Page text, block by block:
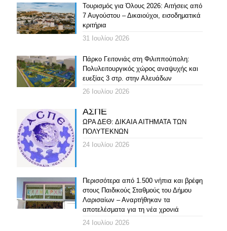
Τουρισμός για Όλους 2026: Αιτήσεις από
7 Αυγούστου – Δικαιούχοι, εισοδηματικά
κριτήρια
31 Ιουλίου 2026
Πάρκο Γειτονιάς στη Φιλιππούπολη:
Πολυλειτουργικός χώρος αναψυχής και
ευεξίας 3 στρ. στην Αλευάδων
26 Ιουλίου 2026
ΑΣΠΕ
ΩΡΑ ΔΕΘ: ΔΙΚΑΙΑ ΑΙΤΗΜΑΤΑ ΤΩΝ
ΠΟΛΥΤΕΚΝΩΝ
24 Ιουλίου 2026
Περισσότερα από 1.500 νήπια και βρέφη
στους Παιδικούς Σταθμούς του Δήμου
Λαρισαίων – Αναρτήθηκαν τα
αποτελέσματα για τη νέα χρονιά
24 Ιουλίου 2026